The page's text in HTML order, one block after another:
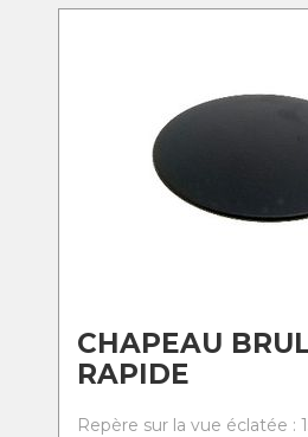
CHAPEAU
RAPIDE
Repère sur la vue éclatée :